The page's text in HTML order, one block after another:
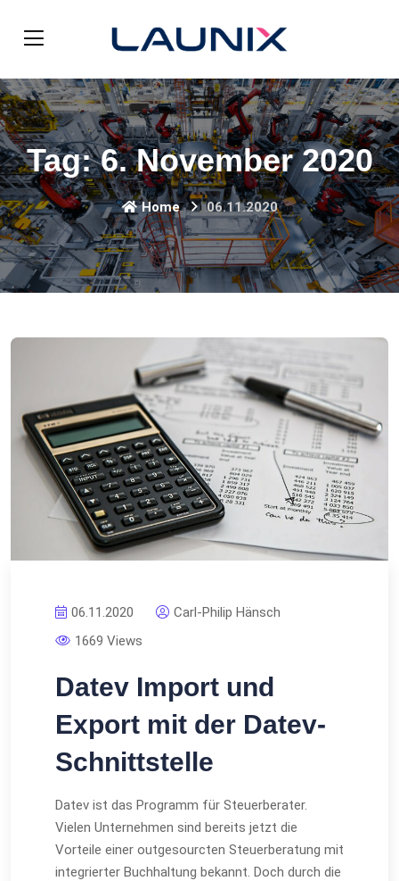
Tag:6. November 2020
Home 06.11.2020
06.11.2020
Carl-Philip Hänsch
1669 Views
Datev Import und
Export mit der Datev-
Schnittstelle
Datev ist das Programm für Steuerberater.
Vielen Unternehmen sind bereits jetzt die
Vorteile einer outgesourcten Steuerberatung mit
integrierter Buchhaltung bekannt. Doch durch die